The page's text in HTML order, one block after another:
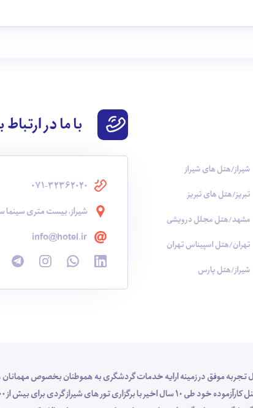
شیراز/هتل های شیراز
تبریز/هتل های تبریز
مشهد/هتل مجلل درویشی
تهران/هتل اسپیناس تهران
شیراز/هتل پارس
با ما در
071-32362020
شیراز، بیست متری سینما
info@hotel.ir
گردشگری و مسافرت هوایی شناسا گشت شیراز با 15 سال تجربه موفق در زمینه ارایه خدمات گردشگری به هموطنان